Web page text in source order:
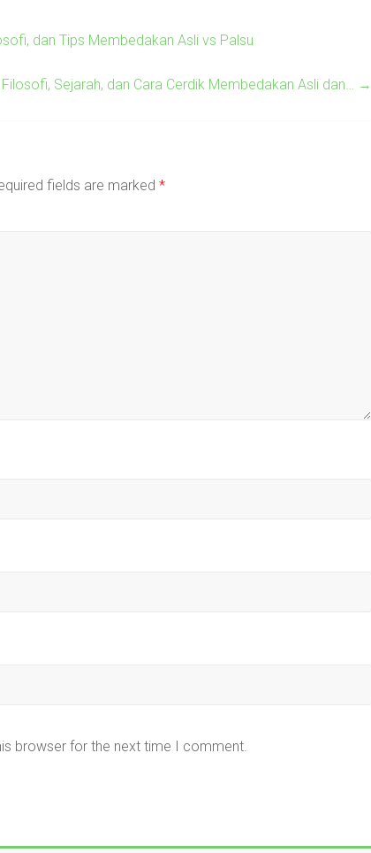
dan Tips Membedakan Asli vs Palsu
Sejarah, dan Cara Cerdik Membedakan Asli dan… →
fields are marked *
browser for the next time I comment.